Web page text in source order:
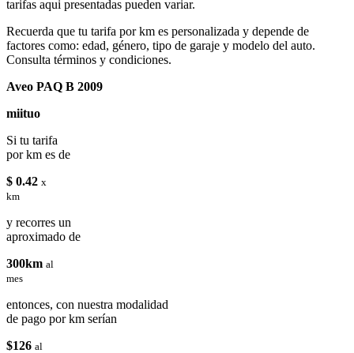
tarifas aqui presentadas pueden variar.
Recuerda que tu tarifa por km es personalizada y depende de
factores como: edad, género, tipo de garaje y modelo del auto.
Consulta términos y condiciones.
Aveo PAQ B 2009
miituo
Si tu tarifa
por km es de
$ 0.42 x
km
y recorres un
aproximado de
300km al
mes
entonces, con nuestra modalidad
de pago por km serían
$126 al